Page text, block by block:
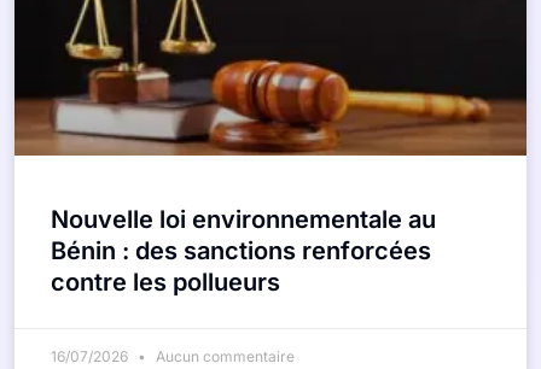
Nouvelle loi environnementale au
Bénin : des sanctions renforcées
contre les pollueurs
16/07/2026 Aucun commentaire